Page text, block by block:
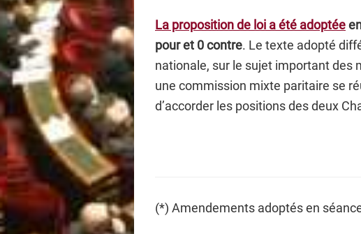
La proposition de loi a été adoptée
pour et 0 contre. Le texte adopté
nationale, sur le sujet important des
une commission mixte paritaire se
d’accorder les positions des deux
(*) Amendements adoptés en